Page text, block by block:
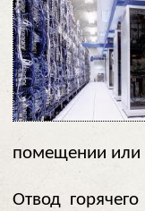
помещении или
Отвод